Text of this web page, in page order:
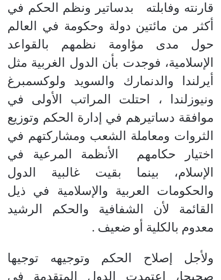
قارنته وفابلته
بدساتير ونظم الحكم في
أكثر من مائتين دولة وحكومة في العالم
حول مدى مؤاومة نظمهم بالقواعد
الإسلامية، فوجدت بأن الدول الغربية مثل
أيرلندا والدنمارك والسويد ولوكسمبرغ
ونيوزلندا ، احتلت المراتب الأولى في
موافقة دساتيرهم في إدارة الحكم وتوزيع
الثروات ومعاملة الشعب ومشاركتهم في
اختيار حكامهم
الأنظمة المرعية في
الإسلام، بينما بقيت غالبية الدول
والحكومات العربية والإسلامية في ذيل
القائمة لأن الشفافية والحكم الرشيد
معدوم بالكلية أو ضعيف .
ولأجل إصلاح الحكم وتوجيهه توجيها
صحيحا، اعتمدت الدول المتقدمة في